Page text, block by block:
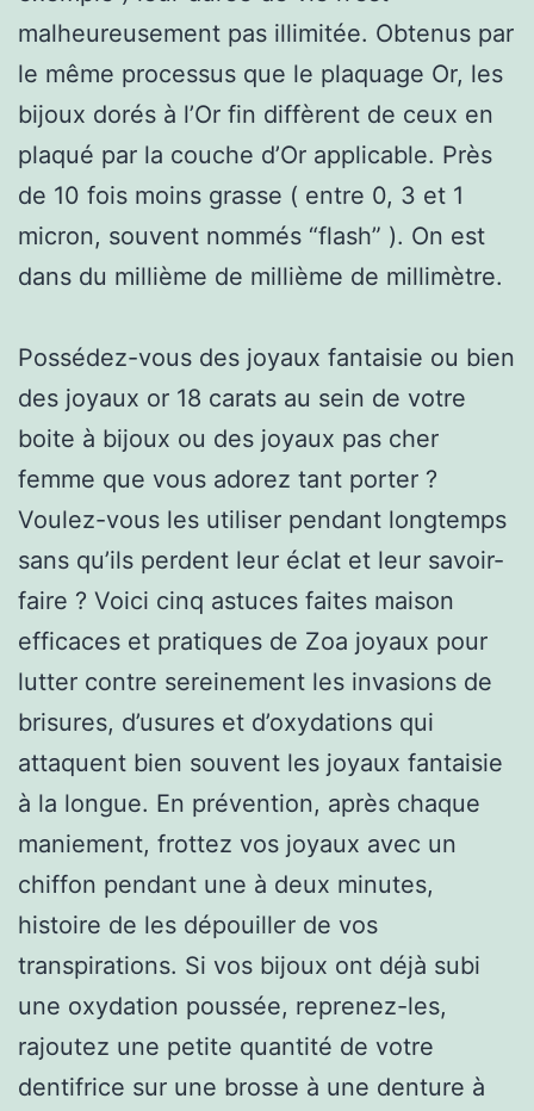
malheureusement pas illimitée. Obtenus par
le même processus que le plaquage Or, les
bijoux dorés à l’Or fin diffèrent de ceux en
plaqué par la couche d’Or applicable. Près
de 10 fois moins grasse ( entre 0, 3 et 1
micron, souvent nommés “flash” ). On est
dans du millième de millième de millimètre.
Possédez-vous des joyaux fantaisie ou bien
des joyaux or 18 carats au sein de votre
boite à bijoux ou des joyaux pas cher
femme que vous adorez tant porter ?
Voulez-vous les utiliser pendant longtemps
sans qu’ils perdent leur éclat et leur savoir-
faire ? Voici cinq astuces faites maison
efficaces et pratiques de Zoa joyaux pour
lutter contre sereinement les invasions de
brisures, d’usures et d’oxydations qui
attaquent bien souvent les joyaux fantaisie
à la longue. En prévention, après chaque
maniement, frottez vos joyaux avec un
chiffon pendant une à deux minutes,
histoire de les dépouiller de vos
transpirations. Si vos bijoux ont déjà subi
une oxydation poussée, reprenez-les,
rajoutez une petite quantité de votre
dentifrice sur une brosse à une denture à